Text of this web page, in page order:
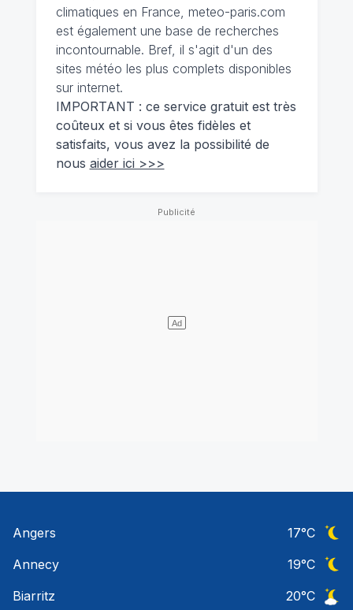
climatiques en France, meteo-paris.com
est également une base de recherches
incontournable. Bref, il s'agit d'un des
sites météo les plus complets disponibles
sur internet.
IMPORTANT : ce service gratuit est très
coûteux et si vous êtes fidèles et
satisfaits, vous avez la possibilité de
nous aider ici >>>
Angers 17°C
Annecy
19°C
Biarritz
20°C